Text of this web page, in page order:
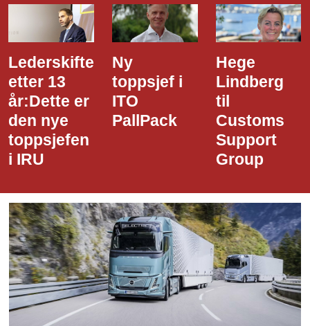
Ny
toppsjef i
ITO
PallPack
Hege
Lindberg
til
Customs
Dette er
den nye
i Narvik
Havn